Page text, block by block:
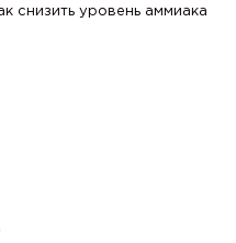
снизить уровень аммиака